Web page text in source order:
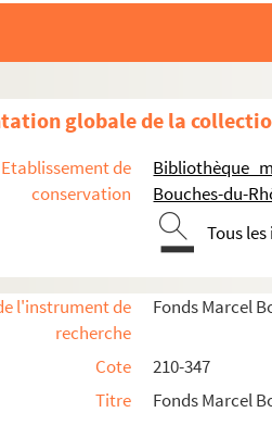
globale de la
Etablissement de
conservation
Bibliothèque
Bouches-du-
Tous
l'instrument de
recherche
Fonds Marcel
Cote
210-347
Titre
Fonds Marcel